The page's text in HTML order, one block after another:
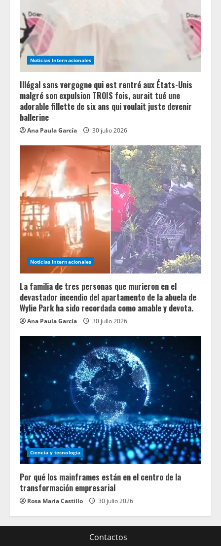
Noticias Internacionales
Illégal sans vergogne qui est rentré aux États-Unis
malgré son expulsion TROIS fois, aurait tué une
adorable fillette de six ans qui voulait juste devenir
ballerine
Ana Paula García 30 julio 2026
Noticias Internacionales
La familia de tres personas que murieron en el
devastador incendio del apartamento de la abuela de
Wylie Park ha sido recordada como amable y devota.
Ana Paula García 30 julio 2026
Ciencia y tecnologia
Por qué los mainframes están en el centro de la
transformación empresarial
Rosa María Castillo 30 julio 2026
Contactos